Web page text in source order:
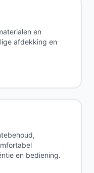
en
afdekking en
en bediening.